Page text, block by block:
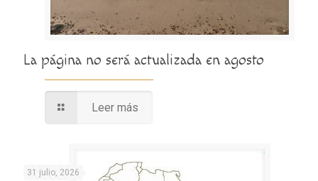
La página no será actualizada en agosto
Leer más
31 julio, 2026